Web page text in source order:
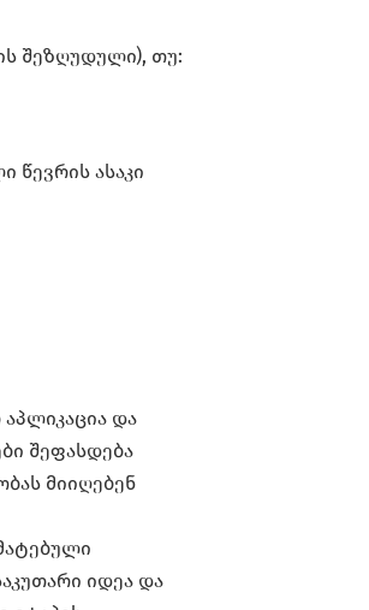
შეზღუდული), თუ:
წევრის ასაკი
და
შეფასდება
მიიღებენ
იდეა და